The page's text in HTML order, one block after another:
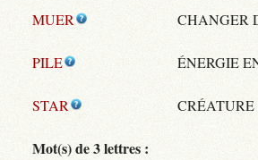
MUER CHANGER
PILE ÉNERGIE
STAR
Mot(s) de 3 lettres :